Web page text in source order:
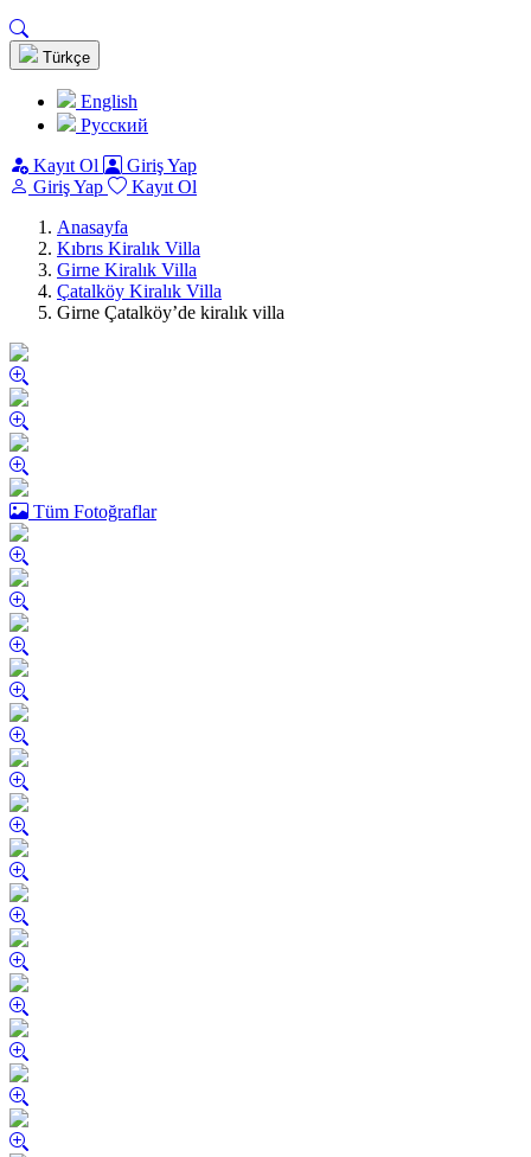
Türkçe
English
Pусский
Kayıt Ol
Giriş Yap
Giriş Yap
Kayıt Ol
Anasayfa
Kıbrıs Kiralık Villa
Girne Kiralık Villa
Çatalköy Kiralık Villa
Girne Çatalköy’de kiralık villa
Tüm Fotoğraflar